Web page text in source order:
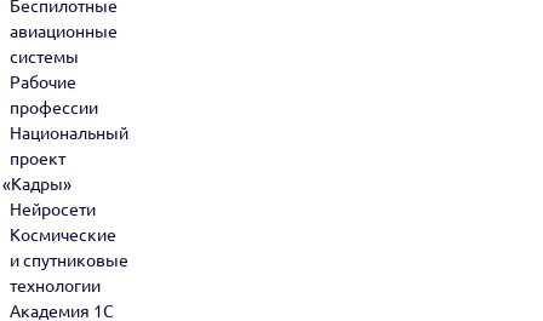
Беспилотные
авиационные
системы
Рабочие
профессии
Национальный
проект
«Кадры»
Нейросети
Космические
и спутниковые
технологии
Академия 1С